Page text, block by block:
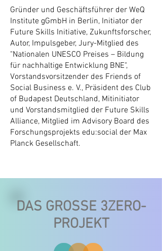
Gründer und Geschäftsführer der WeQ
Institute gGmbH in Berlin, Initiator der
Future Skills Initiative, Zukunftsforscher,
Autor, Impulsgeber, Jury-Mitglied des
"Nationalen UNESCO Preises – Bildung
für nachhaltige Entwicklung BNE",
Vorstandsvorsitzender des Friends of
Social Business e. V., Präsident des Club
of Budapest Deutschland, Mitinitiator
und Vorstandsmitglied der Future Skills
Alliance, Mitglied im Advisory Board des
Forschungsprojekts edu:social der Max
Planck Gesellschaft.
DAS GROSSE 3ZERO-
PROJEKT